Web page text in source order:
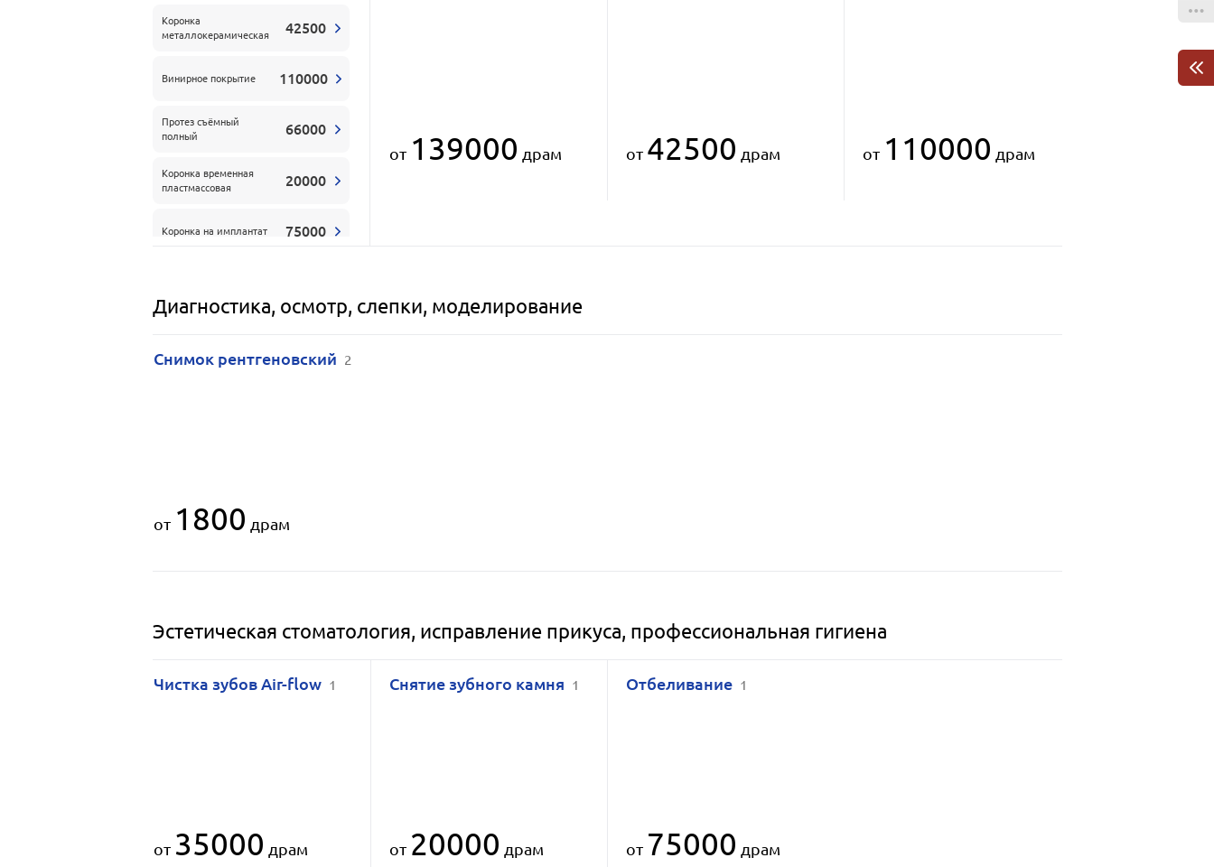
Коронка
металлокерамическая
42500
Винирное покрытие 110000
Протез съёмный
полный
66000
Коронка временная
пластмассовая
20000
Коронка на имплантат 75000
от 139000 драм от 42500 драм от 110000 драм
Диагностика, осмотр, слепки, моделирование
Снимок рентгеновский 2
от 1800 драм
Эстетическая стоматология, исправление прикуса, профессиональная гигиена
Чистка зубов Air-flow 1 Снятие зубного камня 1 Отбеливание 1
от 35000 драм от 20000 драм от 75000 драм